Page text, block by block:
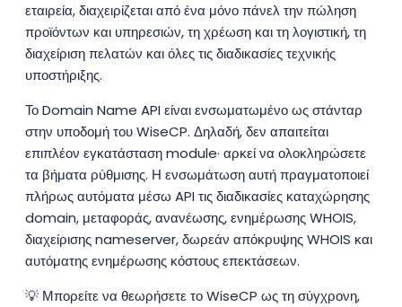
εταιρεία, διαχειρίζεται από ένα μόνο πάνελ την πώληση
προϊόντων και υπηρεσιών, τη χρέωση και τη λογιστική, τη
διαχείριση πελατών και όλες τις διαδικασίες τεχνικής
υποστήριξης.
Το Domain Name API είναι ενσωματωμένο ως στάνταρ
στην υποδομή του WiseCP. Δηλαδή, δεν απαιτείται
επιπλέον εγκατάσταση module· αρκεί να ολοκληρώσετε
τα βήματα ρύθμισης. Η ενσωμάτωση αυτή πραγματοποιεί
πλήρως αυτόματα μέσω API τις διαδικασίες καταχώρησης
domain, μεταφοράς, ανανέωσης, ενημέρωσης WHOIS,
διαχείρισης nameserver, δωρεάν απόκρυψης WHOIS και
αυτόματης ενημέρωσης κόστους επεκτάσεων.
💡 Μπορείτε να θεωρήσετε το WiseCP ως τη σύγχρονη,